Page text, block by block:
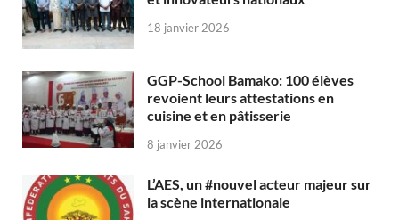
18 janvier 2026
GGP-School Bamako: 100 élèves
revoient leurs attestations en
cuisine et en pâtisserie
8 janvier 2026
L’AES, un #nouvel acteur majeur sur
la scène internationale